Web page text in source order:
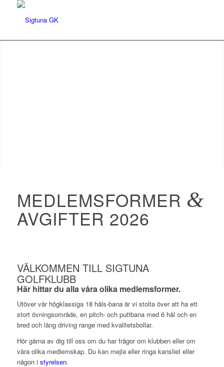
MEDLEMSFORMER &
AVGIFTER 2026
VÄLKOMMEN TILL SIGTUNA
GOLFKLUBB
Här hittar du alla våra olika medlemsformer.
Utöver vår högklassiga 18 håls-bana är vi stolta över att ha ett
stort övningsområde, en pitch- och puttbana med 6 hål och en
bred och lång driving range med kvalitetsbollar.
Hör gärna av dig till oss om du har frågor om klubben eller om
våra olika medlemskap. Du kan mejla eller ringa kansliet eller
någon i styrelsen.